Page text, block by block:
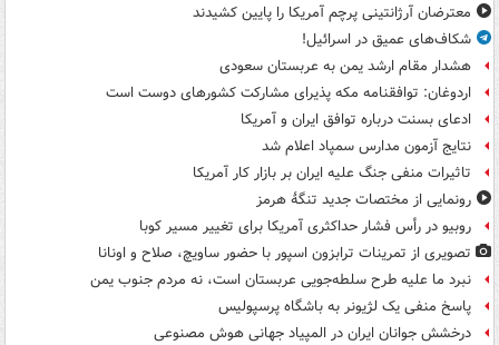
معترضان آرژانتینی پرچم آمریکا را پایین کشیدند
شکاف‌های عمیق در اسرائیل!
هشدار مقام ارشد یمن به عربستان سعودی
اردوغان: توافقنامه مکه پذیرای مشارکت کشورهای دوست است
ادعای بسنت درباره توافق ایران و آمریکا
نتایج آزمون مدارس سمپاد اعلام شد
تاثیرات منفی جنگ علیه ایران بر بازار کار آمریکا
رونمایی از مختصات جدید تنگۀ هرمز
روبیو در رأس فشار حداکثری آمریکا برای تغییر مسیر کوبا
تصویری از تمرینات ترابزون اسپور با حضور ساویچ، صلاح و اونانا
نبرد ما علیه طرح سلطه‌جویی عربستان است، نه مردم جنوب یمن
پاسخ منفی یک لژیونر به باشگاه پرسپولیس
درخشش جوانان ایران در المپیاد جهانی هوش مصنوعی